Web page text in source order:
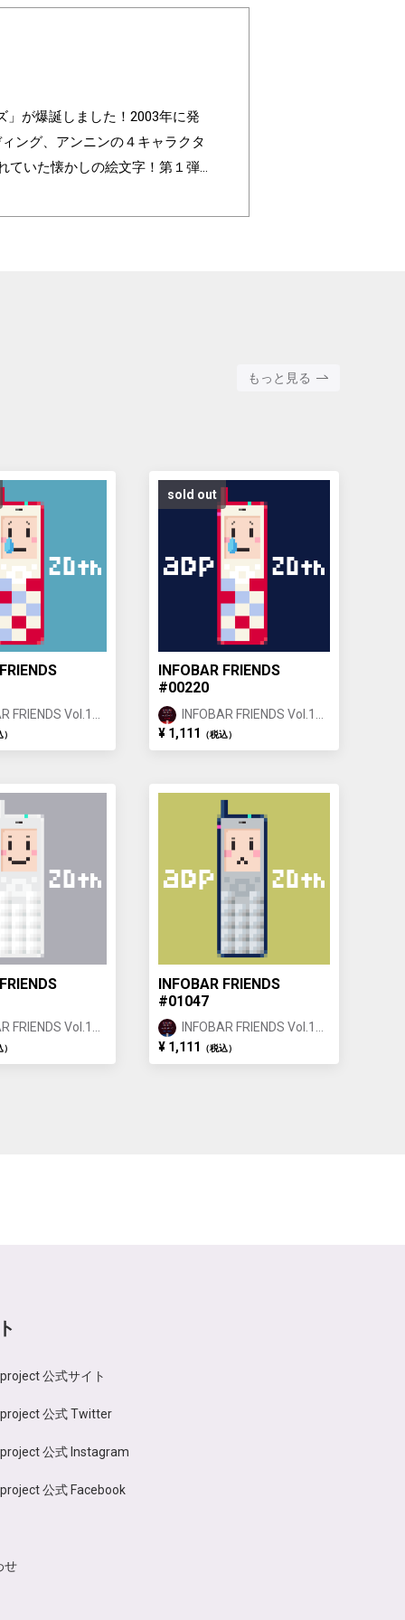
」が爆誕しました！2003年に発
ング、アンニンの４キャラクタ
ていた懐かしの絵文字！第１弾
created to commemorate the 20t
もっと見る
FRIENDS Vol.1
①
）
sold out
INFOBAR FRIENDS
#00220
INFOBAR FRIENDS Vol.1
NISHIKIGOI ①
¥ 1,111 （税込）
FRIENDS Vol.1
）
INFOBAR FRIENDS
#01047
INFOBAR FRIENDS Vol.1
BUILDING ①
¥ 1,111 （税込）
公式サイト
公式 Twitter
公式 Instagram
公式 Facebook
せ